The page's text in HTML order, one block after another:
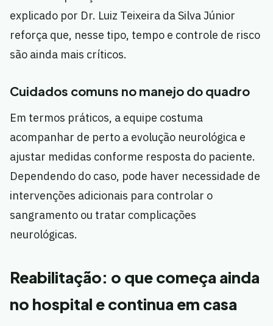
explicado por Dr. Luiz Teixeira da Silva Júnior
reforça que, nesse tipo, tempo e controle de risco
são ainda mais críticos.
Cuidados comuns no manejo do quadro
Em termos práticos, a equipe costuma
acompanhar de perto a evolução neurológica e
ajustar medidas conforme resposta do paciente.
Dependendo do caso, pode haver necessidade de
intervenções adicionais para controlar o
sangramento ou tratar complicações
neurológicas.
Reabilitação: o que começa ainda
no hospital e continua em casa